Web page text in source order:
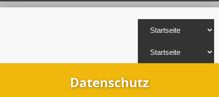
Datenschutz